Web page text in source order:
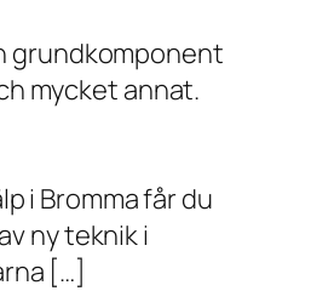
grundkomponent
mycket annat.
i Bromma får du
ny teknik i
[…]